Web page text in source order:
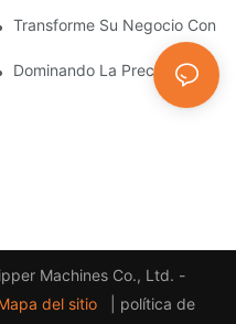
De Cremalleras Con
Transforme Su Negocio Con
Una Guía Completa
Dominando La Precisión: Se
Machines Co., Ltd. -
del sitio
política de